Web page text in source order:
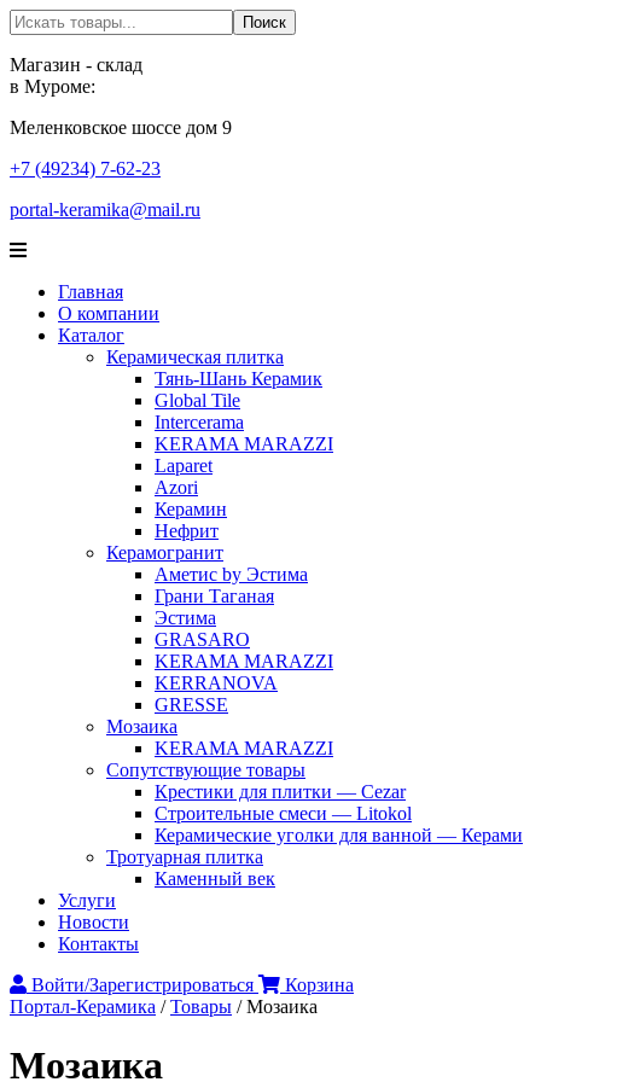
Поиск Поиск
Магазин - склад
в Муроме:
Меленковское шоссе дом 9
+7 (49234) 7-62-23
portal-keramika@mail.ru
Главная
О компании
Каталог
Керамическая плитка
Тянь-Шань Керамик
Global Tile
Intercerama
KERAMA MARAZZI
Laparet
Аzori
Керамин
Нефрит
Керамогранит
Аметис by Эстима
Грани Таганая
Эстима
GRASARO
KERAMA MARAZZI
KERRANOVA
GRESSE
Мозаика
KERAMA MARAZZI
Сопутствующие товары
Крестики для плитки — Cezar
Строительные смеси — Litokol
Керамические уголки для ванной — Керами
Тротуарная плитка
Каменный век
Услуги
Новости
Контакты
Войти/Зарегистрироваться
Корзина
Портал-Керамика /Товары /Мозаика
Мозаика